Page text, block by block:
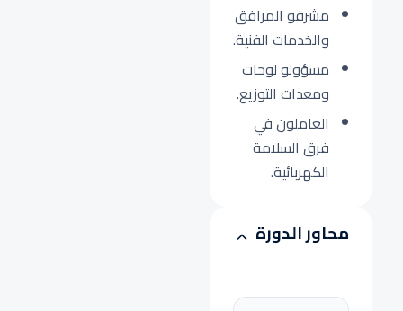
مشرفو المرافق
والخدمات الفنية.
مسؤولو لوحات
ومعدات التوزيع.
العاملون في
فرق السلامة
الكهربائية.
محاور الدورة